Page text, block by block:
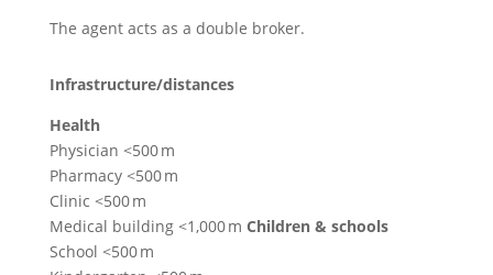
The agent acts as a double broker.
Infrastructure/distances
Health
Physician <500 m
Pharmacy <500 m
Clinic <500 m
Medical building <1,000 m Children & schools
School <500 m